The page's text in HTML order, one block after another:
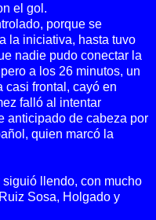
el gol.
porque se
la iniciativa, hasta tuvo
nadie pudo conectar la
a los 26 minutos, un
casi frontal, cayó en
falló al intentar
anticipado de cabeza por
quien marcó la
llendo, con mucho
Sosa, Holgado y